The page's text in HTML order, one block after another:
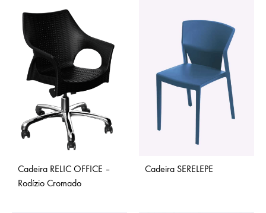
Cadeira RELIC OFFICE –
Rodízio Cromado
Cadeira SERELEPE